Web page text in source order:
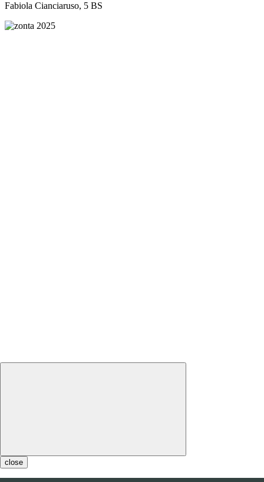
close
Fabiola Cianciaruso, 5 BS